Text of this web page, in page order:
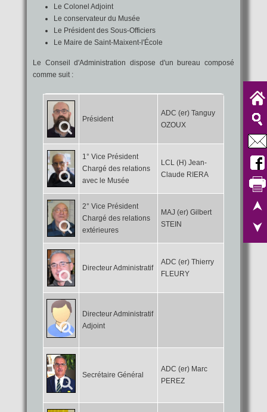
Le Colonel Adjoint
Le conservateur du Musée
Le Président des Sous-Officiers
Le Maire de Saint-Maixent-l'École
Le Conseil d'Administration dispose d'un bureau composé
comme suit :
Président
ADC (er) Tanguy
OZOUX
1° Vice Président
Chargé des relations
avec le Musée
LCL (H) Jean-
Claude RIERA
2° Vice Président
Chargé des relations
extérieures
MAJ (er) Gilbert
STEIN
Directeur Administratif
ADC (er) Thierry
FLEURY
Directeur Administratif
Adjoint
Secrétaire Général
ADC (er) Marc
PEREZ